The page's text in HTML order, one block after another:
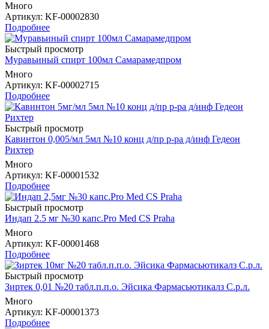
Много
Артикул: KF-00002830
Подробнее
Быстрый просмотр
Муравьиный спирт 100мл Самарамедпром
Много
Артикул: KF-00002715
Подробнее
Быстрый просмотр
Кавинтон 0,005/мл 5мл №10 конц д/пр р-ра д/инф Гедеон
Рихтер
Много
Артикул: KF-00001532
Подробнее
Быстрый просмотр
Индап 2.5 мг №30 капс.Pro Med CS Praha
Много
Артикул: KF-00001468
Подробнее
Быстрый просмотр
Зиртек 0,01 №20 табл.п.п.о. Эйсика Фармасьютикалз С.р.л.
Много
Артикул: KF-00001373
Подробнее